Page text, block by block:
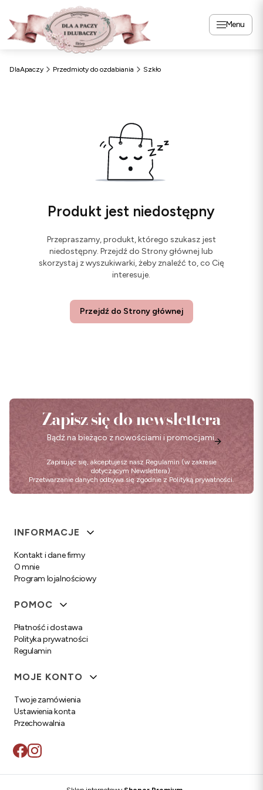
Menu
DlaApaczy Przedmioty do ozdabiania Szkło
Produkt jest niedostępny
Przepraszamy, produkt, którego szukasz jest
niedostępny. Przejdź do Strony głównej lub
skorzystaj z wyszukiwarki, żeby znaleźć to, co Cię
interesuje.
Przejdź do Strony głównej
Zapisz się do newslettera
Bądź na bieżąco z nowościami i promocjami.
Zapisując się, akceptujesz nasz Regulamin (w zakresie
dotyczącym Newslettera).
Przetwarzanie danych odbywa się zgodnie z Polityką prywatności.
Linki w stopce
INFORMACJE
Kontakt i dane firmy
O mnie
Program lojalnościowy
POMOC
Płatność i dostawa
Polityka prywatności
Regulamin
MOJE KONTO
Twoje zamówienia
Ustawienia konta
Przechowalnia